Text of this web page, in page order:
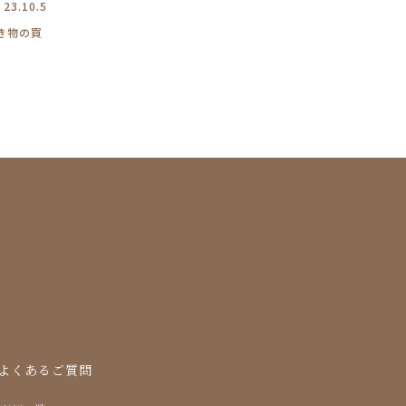
23.10.5
物の買
くあるご質問